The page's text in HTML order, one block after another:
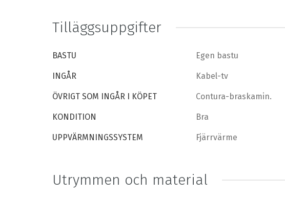
Tilläggsuppgifter
BASTU Egen bastu
INGÅR Kabel-tv
ÖVRIGT SOM INGÅR I KÖPET Contura-braskamin.
KONDITION Bra
UPPVÄRMNINGSSYSTEM Fjärrvärme
Utrymmen och material